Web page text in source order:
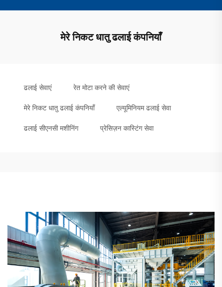
मेरे निकट धातु ढलाई कंपनियाँ
ढलाई सेवाएं रेत मोटा करने की सेवाएं
मेरे निकट धातु ढलाई कंपनियाँ एल्यूमिनियम ढलाई सेवा
ढलाई सीएनसी मशीनिंग प्रेसिज़न कास्टिंग सेवा